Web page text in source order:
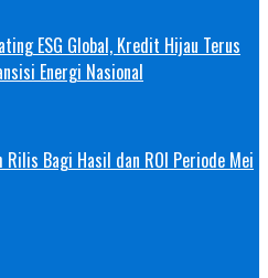
ESG Global, Kredit Hijau Terus
Energi Nasional
Rilis Bagi Hasil dan ROI Periode Mei